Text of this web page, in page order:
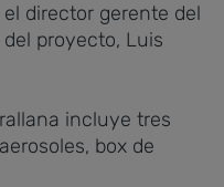
director gerente del
proyecto, Luis
incluye tres
box de